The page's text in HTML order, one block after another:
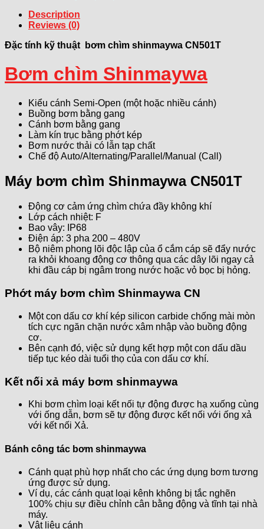
Description
Reviews (0)
Đặc tính kỹ thuật bơm chìm shinmaywa CN501T
Bơm chìm Shinmaywa
Kiểu cánh Semi-Open (một hoặc nhiều cánh)
Buồng bơm bằng gang
Cánh bơm bằng gang
Làm kín trục bằng phớt kép
Bơm nước thải có lẫn tạp chất
Chế độ Auto/Alternating/Parallel/Manual (Call)
Máy bơm chìm Shinmaywa CN501T
Động cơ cảm ứng chìm chứa đầy không khí
Lớp cách nhiệt: F
Bao vây: IP68
Điện áp: 3 pha 200 – 480V
Bộ niêm phong lõi độc lập của ổ cắm cáp sẽ đẩy nước
ra khỏi khoang động cơ thông qua các dây lõi ngay cả
khi đầu cáp bị ngâm trong nước hoặc vỏ bọc bị hỏng.
Phớt máy bơm chìm Shinmaywa CN
Một con dấu cơ khí kép silicon carbide chống mài mòn
tích cực ngăn chặn nước xâm nhập vào buồng động
cơ.
Bên cạnh đó, việc sử dụng kết hợp một con dấu dầu
tiếp tục kéo dài tuổi thọ của con dấu cơ khí.
Kết nối xả máy bơm shinmaywa
Khi bơm chìm loại kết nối tự động được hạ xuống cùng
với ống dẫn, bơm sẽ tự động được kết nối với ống xả
với kết nối Xả.
Bánh công tác bơm shinmaywa
Cánh quạt phù hợp nhất cho các ứng dụng bơm tương
ứng được sử dụng.
Ví dụ, các cánh quạt loại kênh không bị tắc nghẽn
100% chịu sự điều chỉnh cân bằng động và tĩnh tại nhà
máy.
Vật liệu cánh